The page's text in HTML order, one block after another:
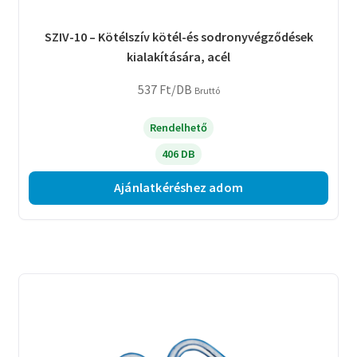
SZIV-10 – Kötélszív kötél-és sodronyvégződések
kialakítására, acél
537 Ft/DB Bruttó
Rendelhető
406 DB
Ajánlatkéréshez adom